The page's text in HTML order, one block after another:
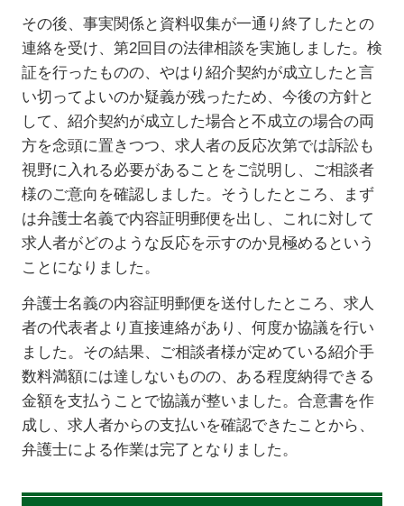
その後、事実関係と資料収集が一通り終了したとの
連絡を受け、第2回目の法律相談を実施しました。検
証を行ったものの、やはり紹介契約が成立したと言
い切ってよいのか疑義が残ったため、今後の方針と
して、紹介契約が成立した場合と不成立の場合の両
方を念頭に置きつつ、求人者の反応次第では訴訟も
視野に入れる必要があることをご説明し、ご相談者
様のご意向を確認しました。そうしたところ、まず
は弁護士名義で内容証明郵便を出し、これに対して
求人者がどのような反応を示すのか見極めるという
ことになりました。
弁護士名義の内容証明郵便を送付したところ、求人
者の代表者より直接連絡があり、何度か協議を行い
ました。その結果、ご相談者様が定めている紹介手
数料満額には達しないものの、ある程度納得できる
金額を支払うことで協議が整いました。合意書を作
成し、求人者からの支払いを確認できたことから、
弁護士による作業は完了となりました。